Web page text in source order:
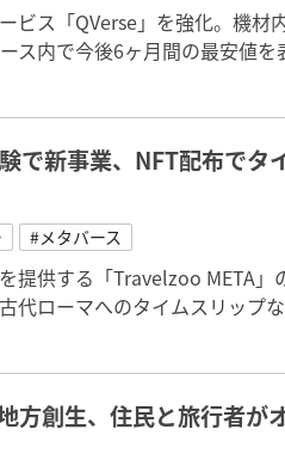
ビス「QVerse」を強化。機材
ス内で今後6ヶ月間の最安値
で新事業、NFT配布でタ
#メタバース
提供する「Travelzoo META」
代ローマへのタイムスリップ
方創生、住民と旅行者が